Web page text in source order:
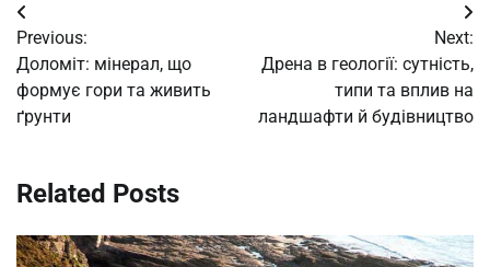
Post
navigation
Previous:
Доломіт: мінерал, що
формує гори та живить
ґрунти
Next:
Дрена в геології: сутність,
типи та вплив на
ландшафти й будівництво
Related Posts